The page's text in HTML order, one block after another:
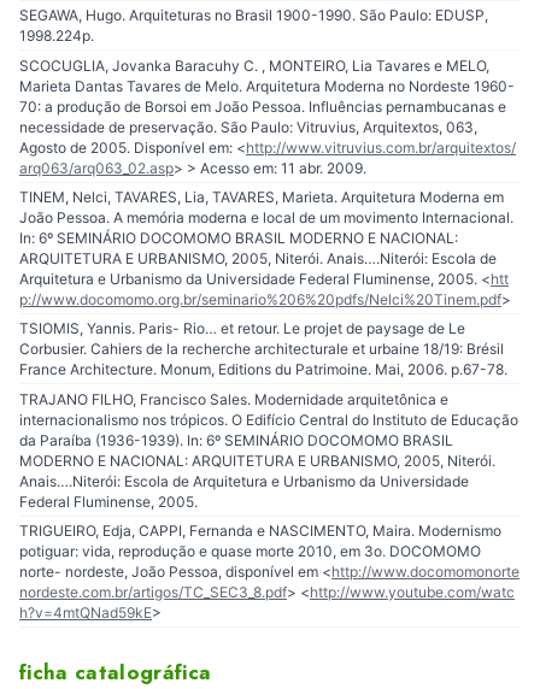
SEGAWA, Hugo. Arquiteturas no Brasil 1900-1990. São Paulo: EDUSP,
1998.224p.
SCOCUGLIA, Jovanka Baracuhy C. , MONTEIRO, Lia Tavares e MELO,
Marieta Dantas Tavares de Melo. Arquitetura Moderna no Nordeste 1960-
70: a produção de Borsoi em João Pessoa. Influências pernambucanas e
necessidade de preservação. São Paulo: Vitruvius, Arquitextos, 063,
Agosto de 2005. Disponível em: <http://www.vitruvius.com.br/arquitextos/
arq063/arq063_02.asp> > Acesso em: 11 abr. 2009.
TINEM, Nelci, TAVARES, Lia, TAVARES, Marieta. Arquitetura Moderna em
João Pessoa. A memória moderna e local de um movimento Internacional.
In: 6º SEMINÁRIO DOCOMOMO BRASIL MODERNO E NACIONAL:
ARQUITETURA E URBANISMO, 2005, Niterói. Anais….Niterói: Escola de
Arquitetura e Urbanismo da Universidade Federal Fluminense, 2005. <htt
p://www.docomomo.org.br/seminario%206%20pdfs/Nelci%20Tinem.pdf>
TSIOMIS, Yannis. Paris- Rio… et retour. Le projet de paysage de Le
Corbusier. Cahiers de la recherche architecturale et urbaine 18/19: Brésil
France Architecture. Monum, Editions du Patrimoine. Mai, 2006. p.67-78.
TRAJANO FILHO, Francisco Sales. Modernidade arquitetônica e
internacionalismo nos trópicos. O Edifício Central do Instituto de Educação
da Paraíba (1936-1939). In: 6º SEMINÁRIO DOCOMOMO BRASIL
MODERNO E NACIONAL: ARQUITETURA E URBANISMO, 2005, Niterói.
Anais….Niterói: Escola de Arquitetura e Urbanismo da Universidade
Federal Fluminense, 2005.
TRIGUEIRO, Edja, CAPPI, Fernanda e NASCIMENTO, Maira. Modernismo
potiguar: vida, reprodução e quase morte 2010, em 3o. DOCOMOMO
norte- nordeste, João Pessoa, disponível em <http://www.docomomonorte
nordeste.com.br/artigos/TC_SEC3_8.pdf> <http://www.youtube.com/watc
h?v=4mtQNad59kE>
ficha catalográfica